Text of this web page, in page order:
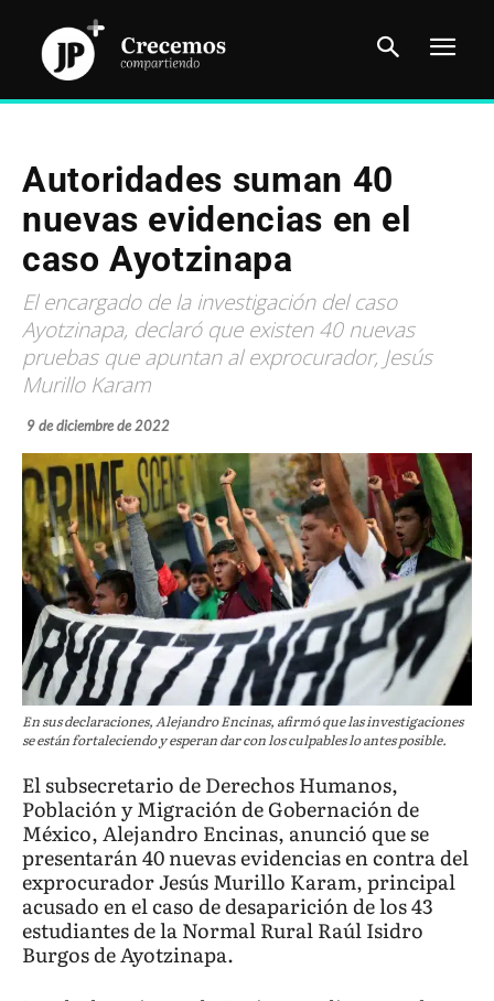
Autoridades suman 40
nuevas evidencias en el
caso Ayotzinapa
El encargado de la investigación del caso
Ayotzinapa, declaró que existen 40 nuevas
pruebas que apuntan al exprocurador, Jesús
Murillo Karam
9 de diciembre de 2022
En sus declaraciones, Alejandro Encinas, afirmó que las investigaciones
se están fortaleciendo y esperan dar con los culpables lo antes posible.
El subsecretario de Derechos Humanos,
Población y Migración de Gobernación de
México, Alejandro Encinas, anunció que se
presentarán 40 nuevas evidencias en contra del
exprocurador Jesús Murillo Karam, principal
acusado en el caso de desaparición de los 43
estudiantes de la Normal Rural Raúl Isidro
Burgos de Ayotzinapa.